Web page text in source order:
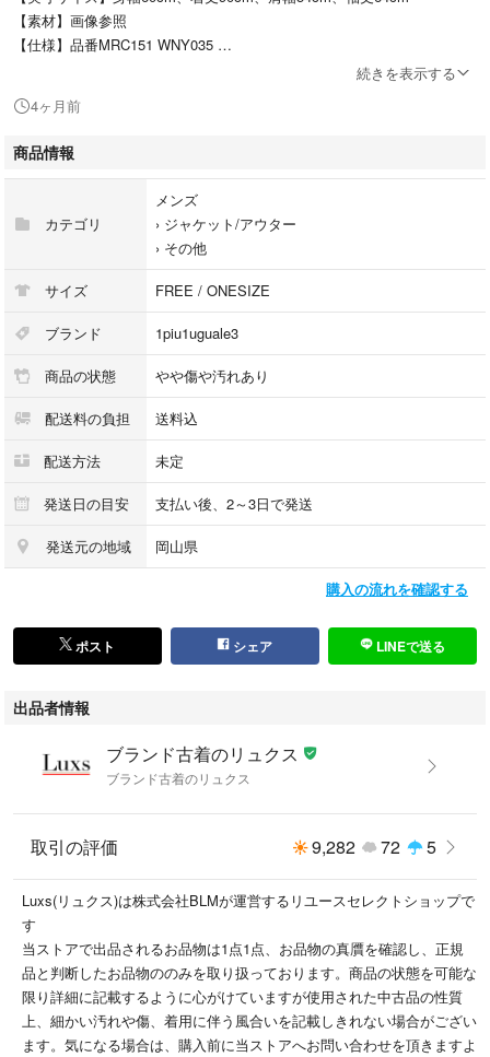
【素材】画像参照
【仕様】品番MRC151 WNY035
【状態】●写真のような薄汚れが所々に見られますが、いずれもご利用い
その他に目立った汚れやダメージはなく比較的状態の良い商品です。まだ
まだ永くご利用していただけるお品物になります。
■注意事項
本商品は一点物となります。他サイト等でも販売している商品となり、多
少のお時間差にて欠品になることもございます。ご了承お願いいたしま
■ブランド古着のリュクス取扱中古商品
当店では取り扱っているすべてのお品物は顧客様からの買取・ブランド品
専門の古物市場で弊社が正規品と判断したお品物になります。
当店の経験豊富なバイヤーが仕入れ後の検品で再度商品一点一点の真贋を
確認し、正規品と判断したお品物のみを取り扱っております。
■ 配送方法
佐川急便の元払いにて発送します。全国送料無料にてお届けいたします。
■おすすめ情報
当店では多数のブランド中古(USED)商品を出品中です。本アイテム以外
#ブランド古着のリュクス
で検索いただくと商品一覧が検索いただけます！
#ブランド古着のリュクス
こちらの商品はラクマ公式パートナーのブランド古着のリュクス（株式会
社ＢＬＭ）によって出品されています。
続きを表示する
4ヶ月前
商品情報
カテゴリ
メンズ
› ジャケット/アウター
› その他
サイズ FREE / ONESIZE
ブランド 1piu1uguale3
商品の状態 やや傷や汚れあり
配送料の負担 送料込
配送方法 未定
発送日の目安 支払い後、2～3日で発送
発送元の地域 岡山県
購入の流れを確認する
ポスト シェア LINEで送る
出品者情報
ブランド古着のリュクス
ブランド古着のリュクス
取引の評価 9,282 72 5
Luxs(リュクス)は株式会社BLMが運営するリユースセレクトショップで
す
当ストアで出品されるお品物は1点1点、お品物の真贋を確認し、正規
品と判断したお品物ののみを取り扱っております。商品の状態を可能な
限り詳細に記載するように心がけていますが使用された中古品の性質
上、細かい汚れや傷、着用に伴う風合いを記載しきれない場合がござい
ます。気になる場合は、購入前に当ストアへお問い合わせを頂きますよ